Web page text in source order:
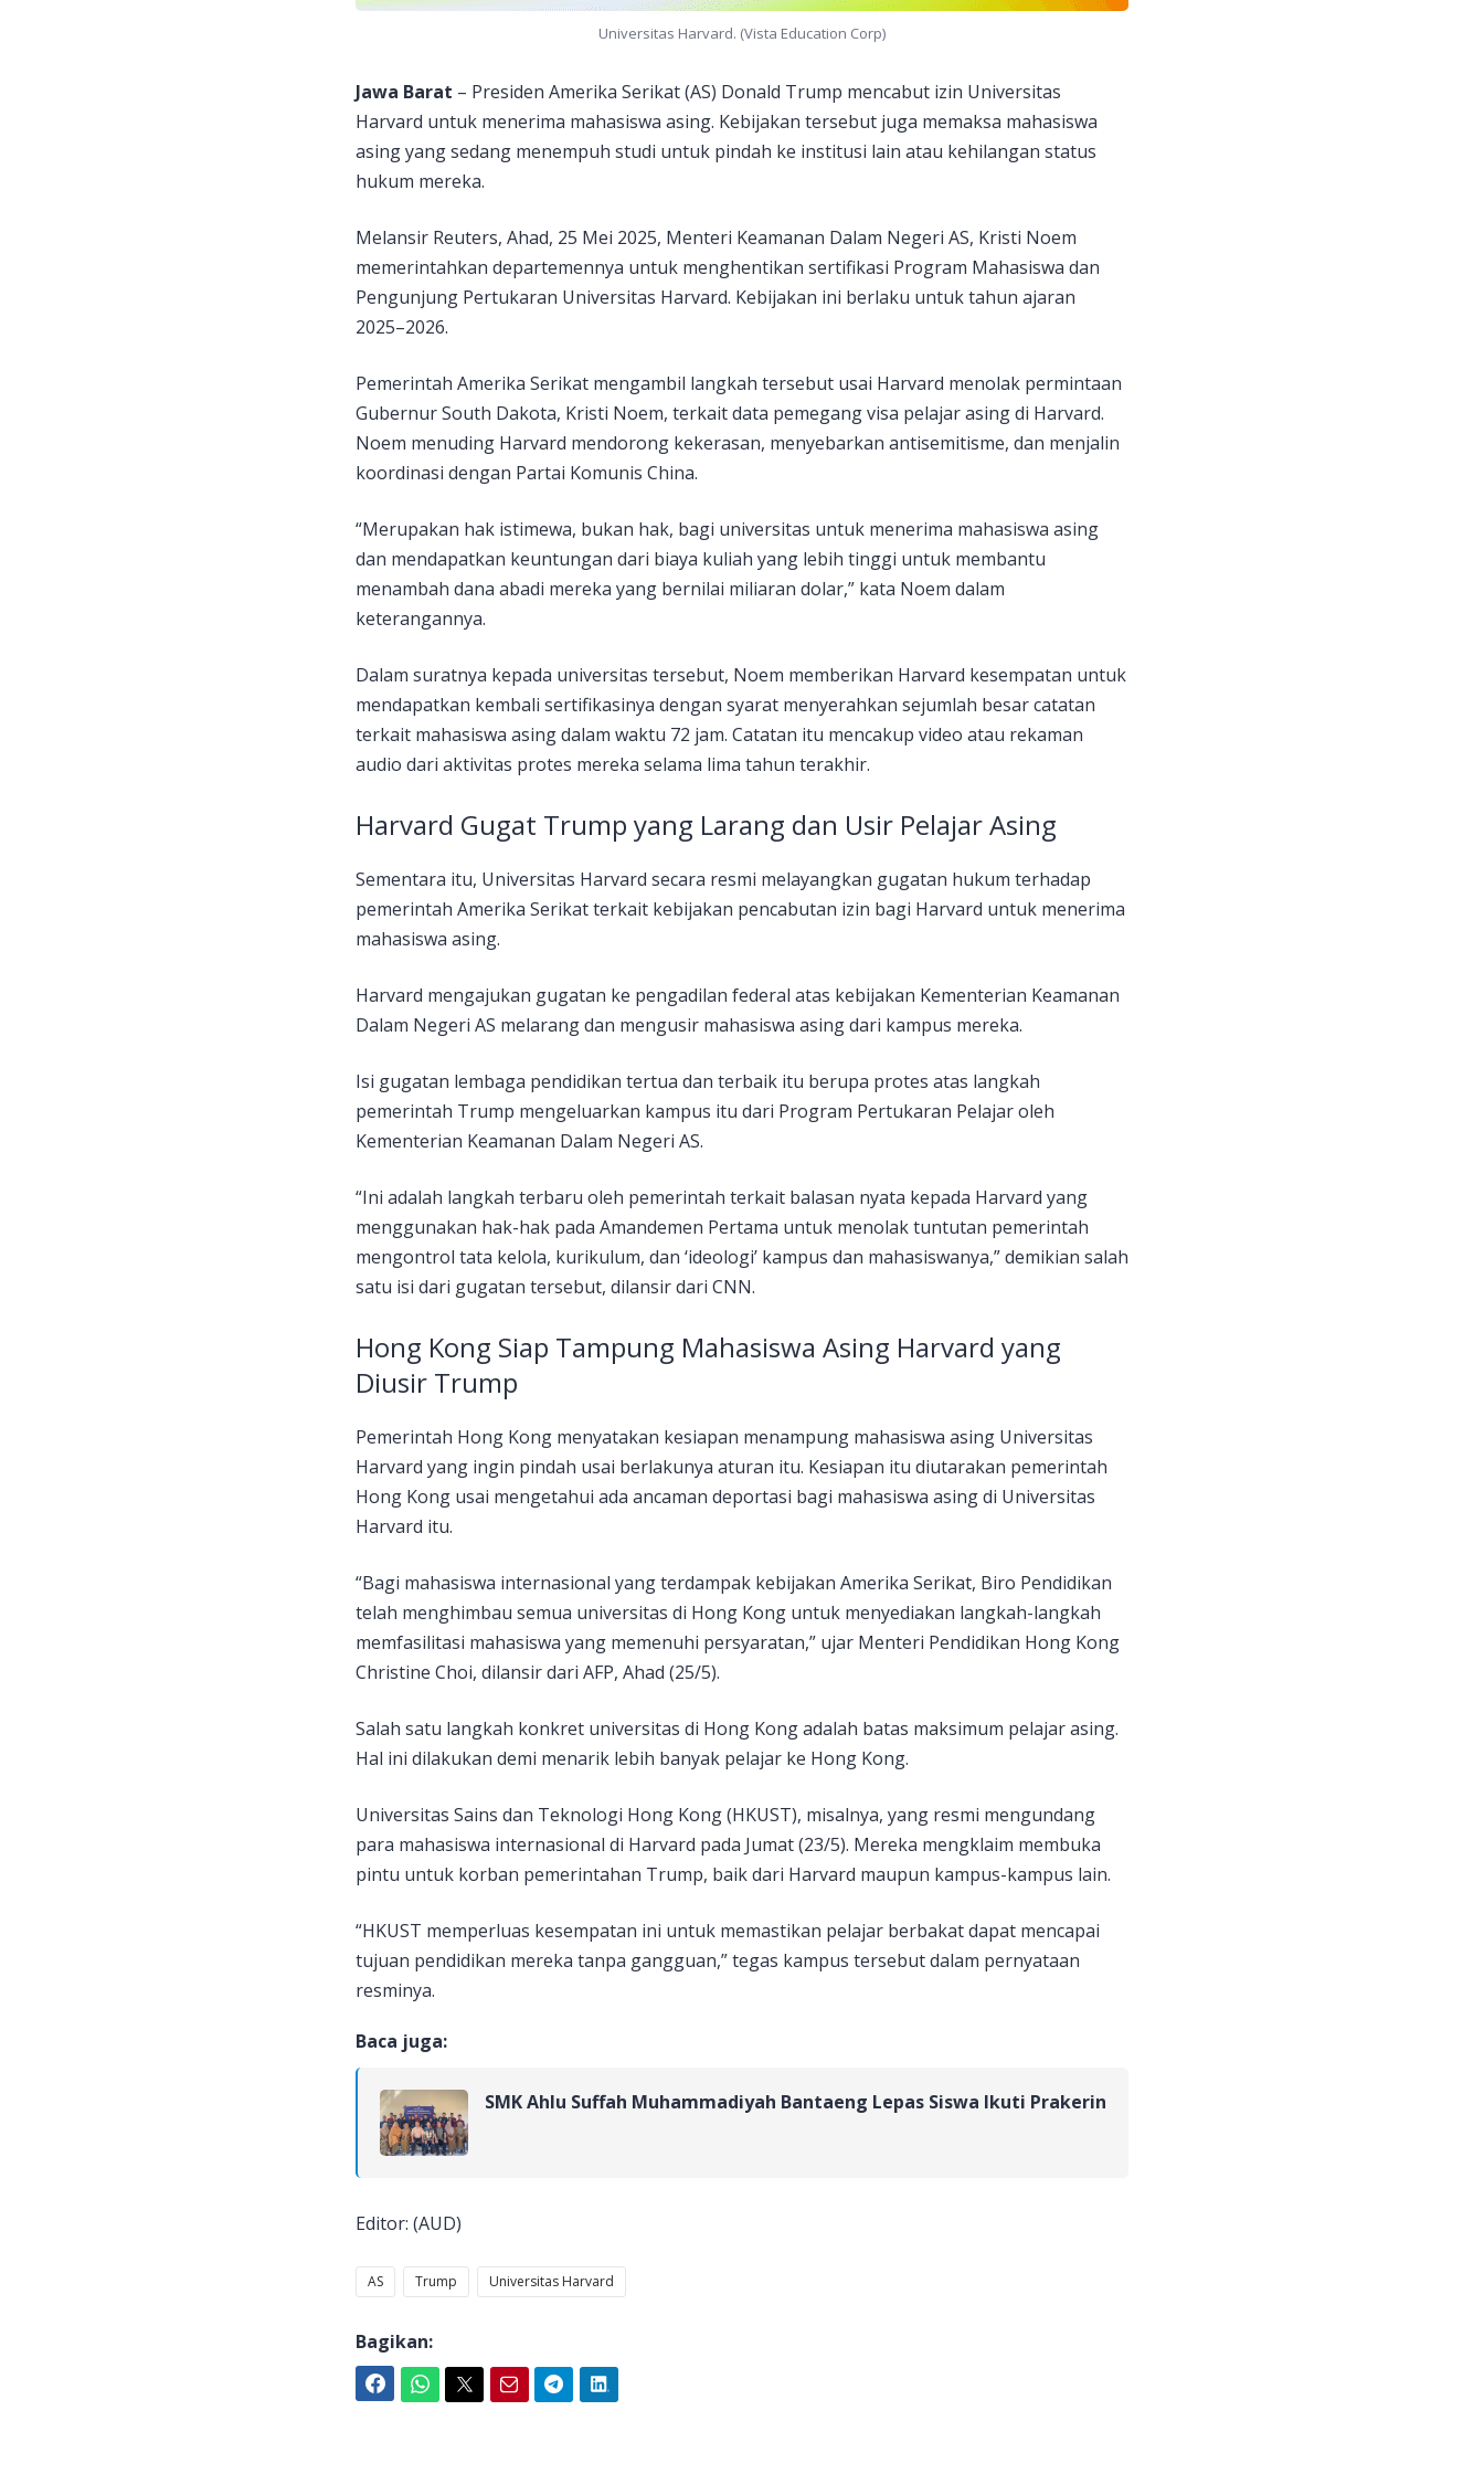
Universitas Harvard. (Vista Education Corp)
Jawa Barat – Presiden Amerika Serikat (AS) Donald Trump mencabut izin Universitas
Harvard untuk menerima mahasiswa asing. Kebijakan tersebut juga memaksa mahasiswa
asing yang sedang menempuh studi untuk pindah ke institusi lain atau kehilangan status
hukum mereka.
Melansir Reuters, Ahad, 25 Mei 2025, Menteri Keamanan Dalam Negeri AS, Kristi Noem
memerintahkan departemennya untuk menghentikan sertifikasi Program Mahasiswa dan
Pengunjung Pertukaran Universitas Harvard. Kebijakan ini berlaku untuk tahun ajaran
2025–2026.
Pemerintah Amerika Serikat mengambil langkah tersebut usai Harvard menolak permintaan
Gubernur South Dakota, Kristi Noem, terkait data pemegang visa pelajar asing di Harvard.
Noem menuding Harvard mendorong kekerasan, menyebarkan antisemitisme, dan menjalin
koordinasi dengan Partai Komunis China.
“Merupakan hak istimewa, bukan hak, bagi universitas untuk menerima mahasiswa asing
dan mendapatkan keuntungan dari biaya kuliah yang lebih tinggi untuk membantu
menambah dana abadi mereka yang bernilai miliaran dolar,” kata Noem dalam
keterangannya.
Dalam suratnya kepada universitas tersebut, Noem memberikan Harvard kesempatan untuk
mendapatkan kembali sertifikasinya dengan syarat menyerahkan sejumlah besar catatan
terkait mahasiswa asing dalam waktu 72 jam. Catatan itu mencakup video atau rekaman
audio dari aktivitas protes mereka selama lima tahun terakhir.
Harvard Gugat Trump yang Larang dan Usir Pelajar Asing
Sementara itu, Universitas Harvard secara resmi melayangkan gugatan hukum terhadap
pemerintah Amerika Serikat terkait kebijakan pencabutan izin bagi Harvard untuk menerima
mahasiswa asing.
Harvard mengajukan gugatan ke pengadilan federal atas kebijakan Kementerian Keamanan
Dalam Negeri AS melarang dan mengusir mahasiswa asing dari kampus mereka.
Isi gugatan lembaga pendidikan tertua dan terbaik itu berupa protes atas langkah
pemerintah Trump mengeluarkan kampus itu dari Program Pertukaran Pelajar oleh
Kementerian Keamanan Dalam Negeri AS.
“Ini adalah langkah terbaru oleh pemerintah terkait balasan nyata kepada Harvard yang
menggunakan hak-hak pada Amandemen Pertama untuk menolak tuntutan pemerintah
mengontrol tata kelola, kurikulum, dan ‘ideologi’ kampus dan mahasiswanya,” demikian salah
satu isi dari gugatan tersebut, dilansir dari CNN.
Hong Kong Siap Tampung Mahasiswa Asing Harvard yang
Diusir Trump
Pemerintah Hong Kong menyatakan kesiapan menampung mahasiswa asing Universitas
Harvard yang ingin pindah usai berlakunya aturan itu. Kesiapan itu diutarakan pemerintah
Hong Kong usai mengetahui ada ancaman deportasi bagi mahasiswa asing di Universitas
Harvard itu.
“Bagi mahasiswa internasional yang terdampak kebijakan Amerika Serikat, Biro Pendidikan
telah menghimbau semua universitas di Hong Kong untuk menyediakan langkah-langkah
memfasilitasi mahasiswa yang memenuhi persyaratan,” ujar Menteri Pendidikan Hong Kong
Christine Choi, dilansir dari AFP, Ahad (25/5).
Salah satu langkah konkret universitas di Hong Kong adalah batas maksimum pelajar asing.
Hal ini dilakukan demi menarik lebih banyak pelajar ke Hong Kong.
Universitas Sains dan Teknologi Hong Kong (HKUST), misalnya, yang resmi mengundang
para mahasiswa internasional di Harvard pada Jumat (23/5). Mereka mengklaim membuka
pintu untuk korban pemerintahan Trump, baik dari Harvard maupun kampus-kampus lain.
“HKUST memperluas kesempatan ini untuk memastikan pelajar berbakat dapat mencapai
tujuan pendidikan mereka tanpa gangguan,” tegas kampus tersebut dalam pernyataan
resminya.
Baca juga:
SMK Ahlu Suffah Muhammadiyah Bantaeng Lepas Siswa Ikuti Prakerin
Editor: (AUD)
AS Trump Universitas Harvard
Bagikan: